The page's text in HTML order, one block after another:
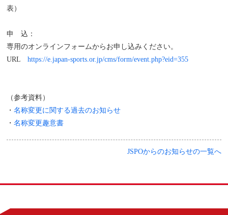
表）
申 込：
専用のオンラインフォームからお申し込みください。
URLhttps://e.japan-sports.or.jp/cms/form/event.php?eid=355
（参考資料）
・名称変更に関する過去のお知らせ
・名称変更趣意書
JSPOからのお知らせの一覧へ